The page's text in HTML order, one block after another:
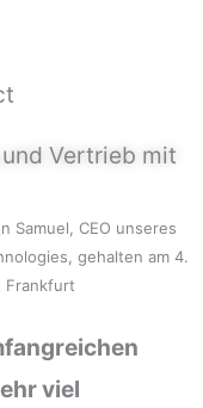
Vertrieb mit
Samuel, CEO unseres
gehalten am 4.
Frankfurt
viel